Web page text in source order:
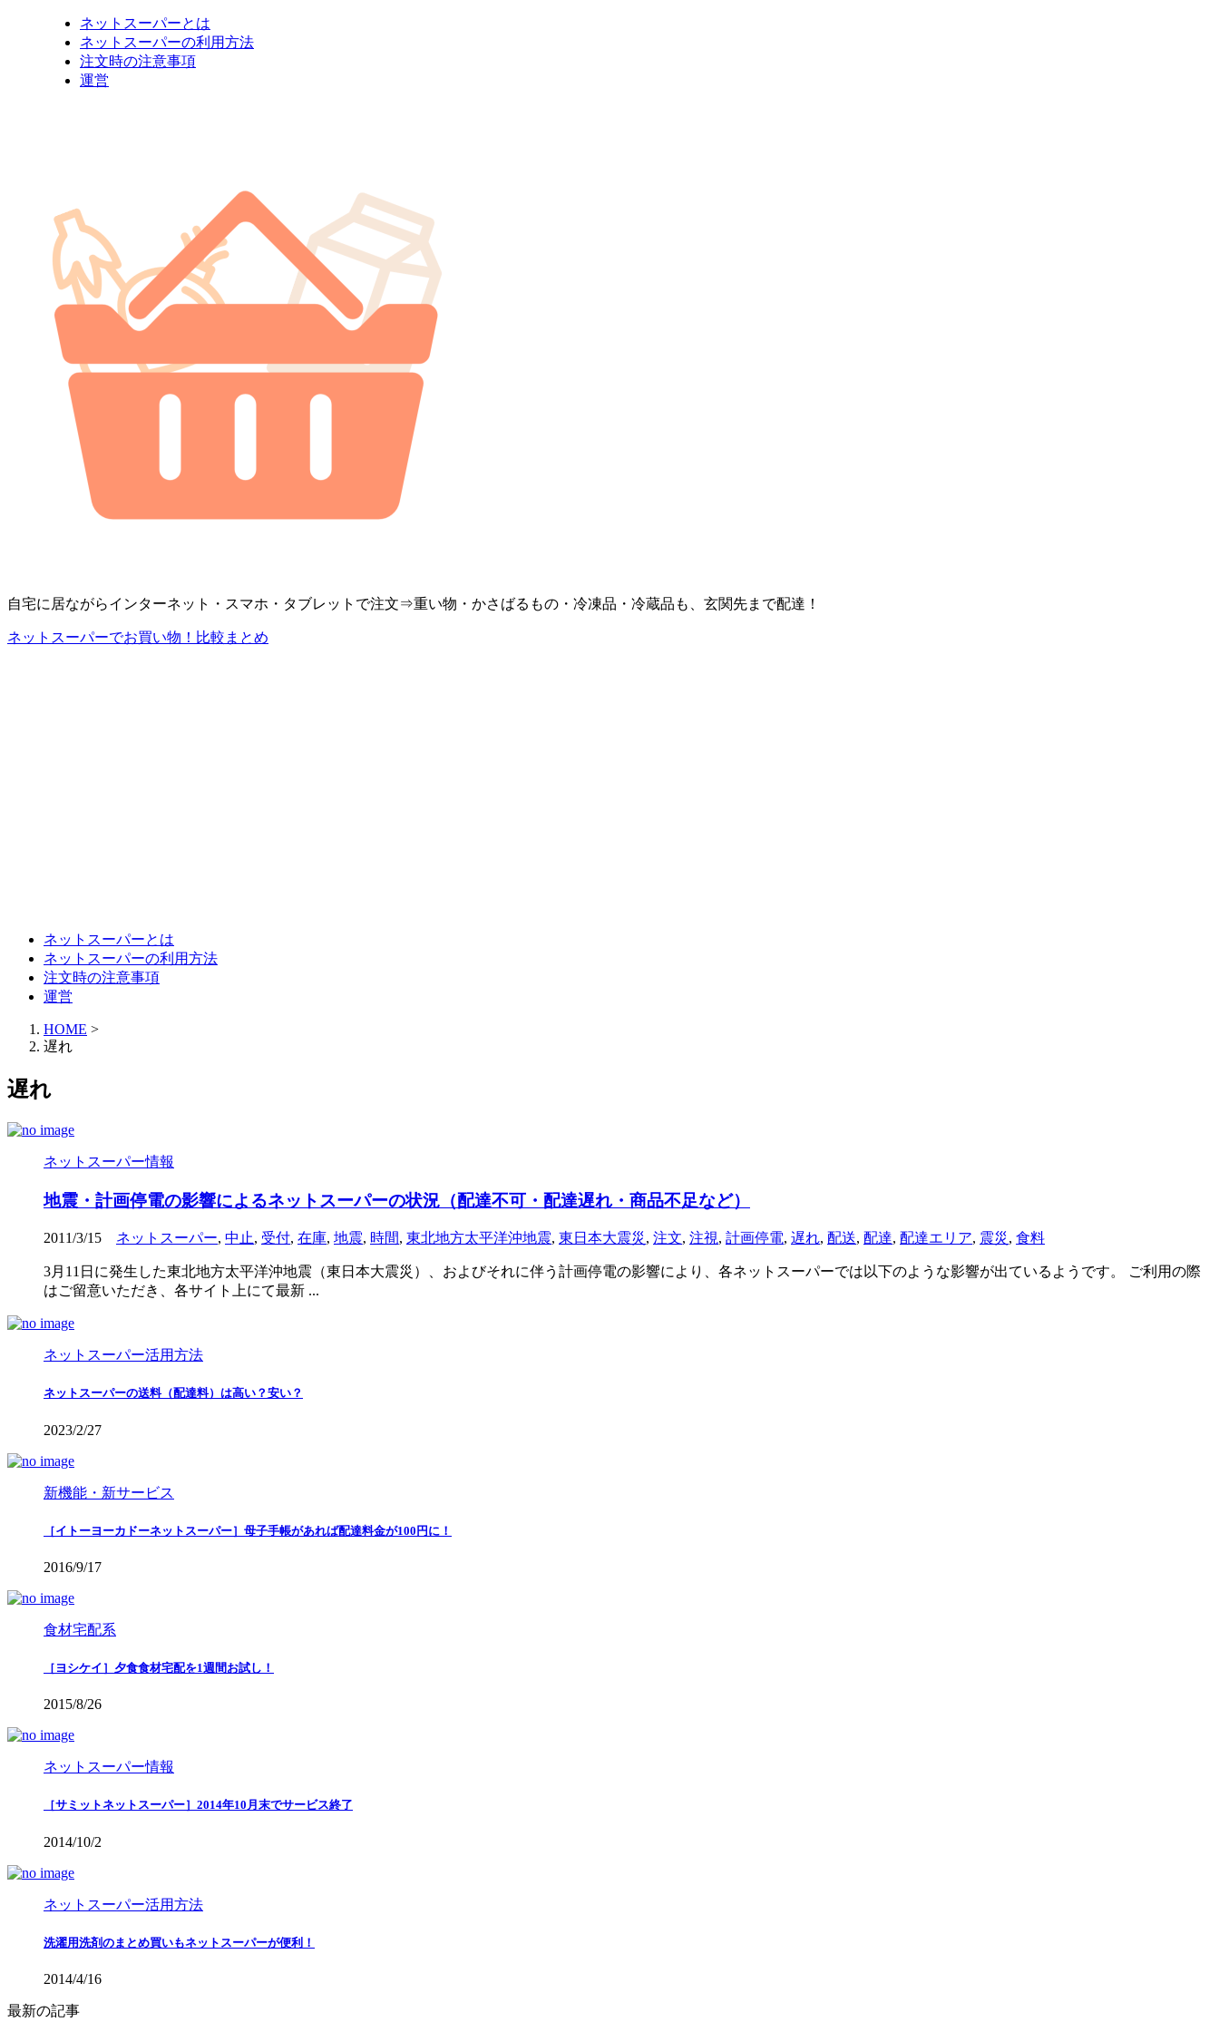
ネットスーパーとは
ネットスーパーの利用方法
注文時の注意事項
運営
自宅に居ながらインターネット・スマホ・タブレットで注文⇒重い物・かさばるもの・冷凍品・冷蔵品も、玄関先まで配達！
ネットスーパーでお買い物！比較まとめ
ネットスーパーとは
ネットスーパーの利用方法
注文時の注意事項
運営
HOME >
遅れ
遅れ
ネットスーパー情報
地震・計画停電の影響によるネットスーパーの状況（配達不可・配達遅れ・商品不足など）
2011/3/15 ネットスーパー, 中止, 受付, 在庫, 地震, 時間, 東北地方太平洋沖地震, 東日本大震災, 注文, 注視, 計画停電, 遅れ, 配送, 配達, 配達エリア, 震災, 食料
3月11日に発生した東北地方太平洋沖地震（東日本大震災）、およびそれに伴う計画停電の影響により、各ネットスーパーでは以下のような影響が出ているようです。 ご利用の際
はご留意いただき、各サイト上にて最新 ...
ネットスーパー活用方法
ネットスーパーの送料（配達料）は高い？安い？
2023/2/27
新機能・新サービス
［イトーヨーカドーネットスーパー］母子手帳があれば配達料金が100円に！
2016/9/17
食材宅配系
［ヨシケイ］夕食食材宅配を1週間お試し！
2015/8/26
ネットスーパー情報
［サミットネットスーパー］2014年10月末でサービス終了
2014/10/2
ネットスーパー活用方法
洗濯用洗剤のまとめ買いもネットスーパーが便利！
2014/4/16
最新の記事